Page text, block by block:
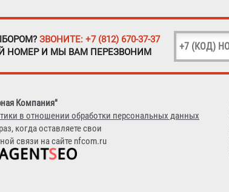
ЗВОНИТЕ: +7 (812) 670-37-37
НОМЕР И МЫ ВАМ ПЕРЕЗВОНИМ
Компания"
в отношении обработки персональных данных
когда оставляете свои
связи на сайте nfcom.ru